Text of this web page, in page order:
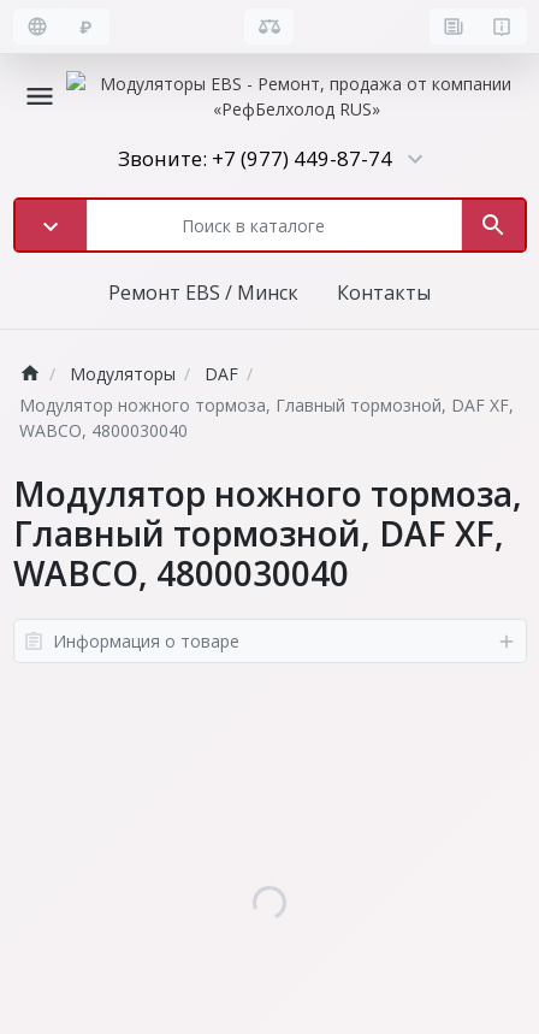
₽
Звоните: +7 (977) 449-87-74
Ремонт EBS / Минск Контакты
Модуляторы
DAF
Модулятор ножного тормоза, Главный тормозной, DAF XF,
WABCO, 4800030040
Модулятор ножного тормоза,
Главный тормозной, DAF XF,
WABCO, 4800030040
Информация о товаре